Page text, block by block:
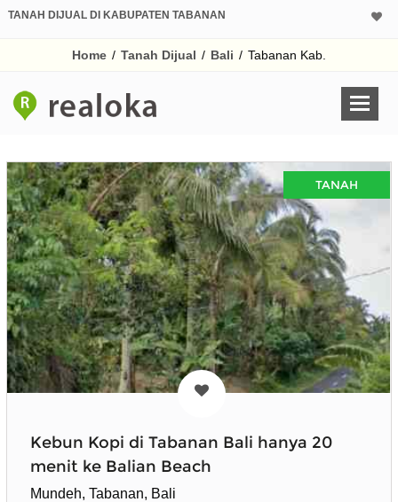
TANAH DIJUAL DI KABUPATEN TABANAN
Home / Tanah Dijual / Bali / Tabanan Kab.
TANAH
Kebun Kopi di Tabanan Bali hanya 20
menit ke Balian Beach
Mundeh, Tabanan, Bali